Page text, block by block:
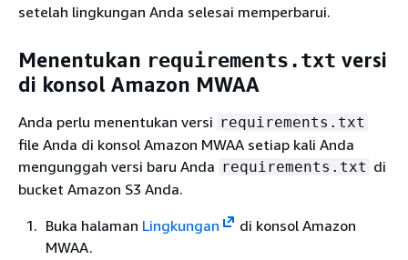
setelah lingkungan Anda selesai memperbarui.
Menentukan requirements.txt versi
di konsol Amazon MWAA
Anda perlu menentukan versi requirements.txt
file Anda di konsol Amazon MWAA setiap kali Anda
mengunggah versi baru Anda requirements.txt di
bucket Amazon S3 Anda.
Buka halaman Lingkungan
di konsol Amazon
MWAA.